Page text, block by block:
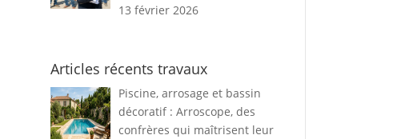
13 février 2026
Articles récents travaux
Piscine, arrosage et bassin
décoratif : Arroscope, des
confrères qui maîtrisent leur